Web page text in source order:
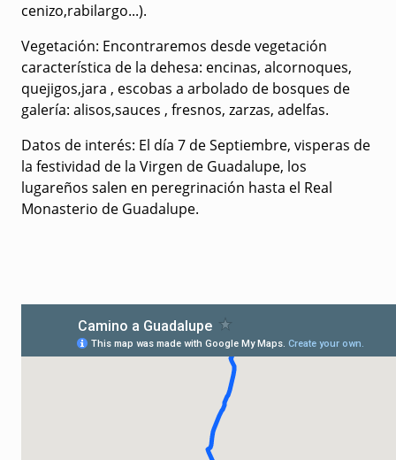
cenizo,rabilargo...).
Vegetación: Encontraremos desde vegetación
característica de la dehesa: encinas, alcornoques,
quejigos,jara , escobas a arbolado de bosques de
galería: alisos,sauces , fresnos, zarzas, adelfas.
Datos de interés: El día 7 de Septiembre, visperas de
la festividad de la Virgen de Guadalupe, los
lugareños salen en peregrinación hasta el Real
Monasterio de Guadalupe.